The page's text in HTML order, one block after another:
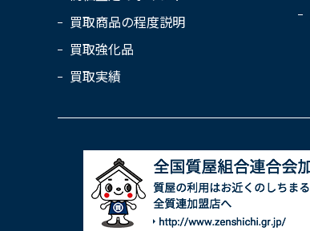
買取商品の程度説明
買取強化品
買取実績